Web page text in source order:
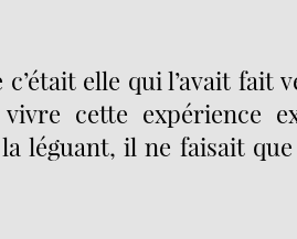
elle qui l’avait fait
cette expérience
la léguant, il ne faisait